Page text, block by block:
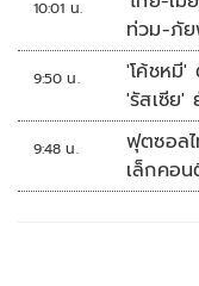
ทางเท
ใช้เต็มที่
10:01 น.
ท่วม-ภั
9:50 น.
'โค้ชหมี
'รัสเซีย'
9:48 น.
ฟุตซอล
เล็กคอ